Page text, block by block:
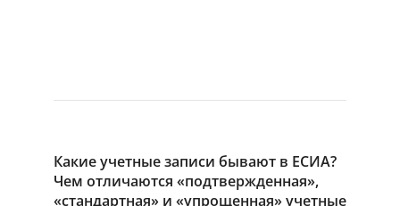
Какие учетные записи бывают в ЕСИА?
Чем отличаются «подтвержденная»,
«стандартная» и «упрощенная» учетные